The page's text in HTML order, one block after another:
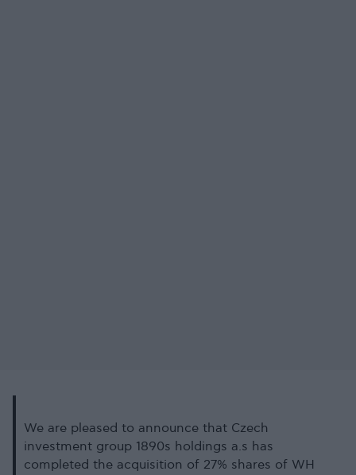
We are pleased to announce that Czech
investment group 1890s holdings a.s has
completed the acquisition of 27% shares of WH